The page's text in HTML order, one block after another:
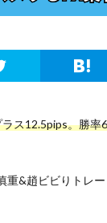
ス12.5pips。勝率
重&趙ビビりトレ